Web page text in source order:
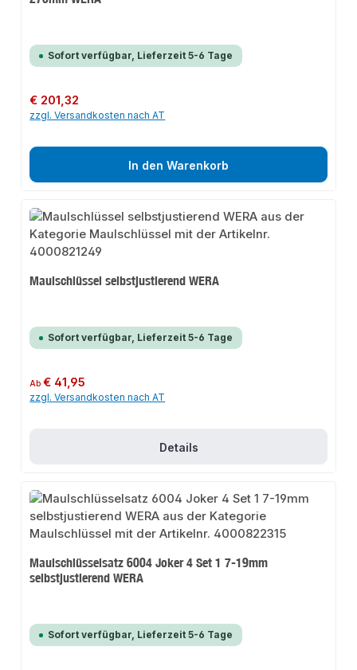
Sofort verfügbar, Lieferzeit 5-6 Tage
Regulärer Preis:
€ 201,32
zzgl. Versandkosten nach AT
In den Warenkorb
Maulschlüssel selbstjustierend WERA
Sofort verfügbar, Lieferzeit 5-6 Tage
Regulärer Preis:
Ab€ 41,95
zzgl. Versandkosten nach AT
Details
Maulschlüsselsatz 6004 Joker 4 Set 1 7-19mm
selbstjustierend WERA
Sofort verfügbar, Lieferzeit 5-6 Tage